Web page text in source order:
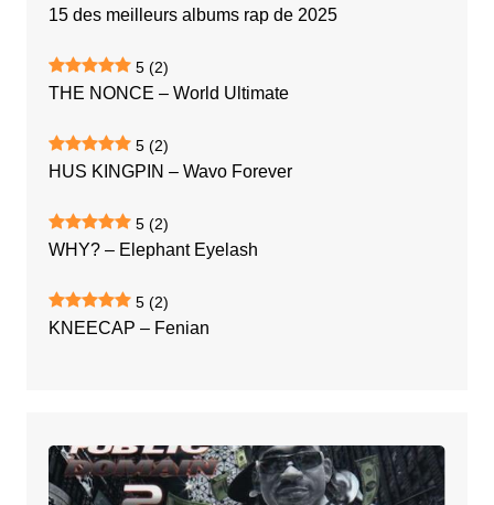
15 des meilleurs albums rap de 2025
5 (2)
THE NONCE – World Ultimate
5 (2)
HUS KINGPIN – Wavo Forever
5 (2)
WHY? – Elephant Eyelash
5 (2)
KNEECAP – Fenian
MAX
B